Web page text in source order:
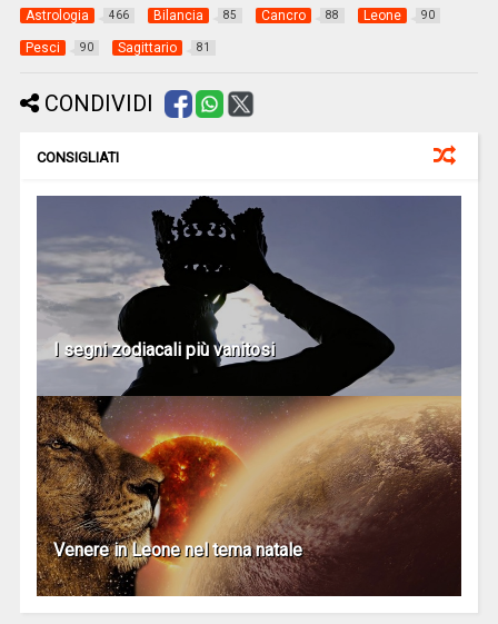
Astrologia 466 Bilancia 85 Cancro 88 Leone 90
Pesci 90 Sagittario 81
CONDIVIDI
CONSIGLIATI
I segni zodiacali più vanitosi
Venere in Leone nel tema natale